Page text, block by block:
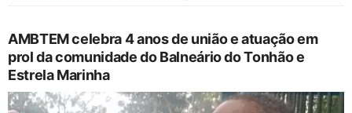
AMBTEM celebra 4 anos de união e atuação em
prol da comunidade do Balneário do Tonhão e
Estrela Marinha